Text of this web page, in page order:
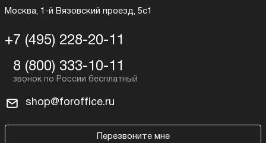
Москва, 1-й Вязовский проезд, 5с1
+7 (495) 228-20-11
8 (800) 333-10-11
shop@foroffice.ru
Перезвоните мне